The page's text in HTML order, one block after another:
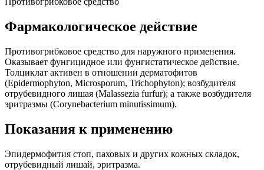
Фармакологическое действие
Противогрибковое средство для наружного применения.
Оказывает фунгицидное или фунгистатическое действие.
Толциклат активен в отношении дерматофитов
(Epidermophyton, Microsporum, Trichophyton); возбудителя
отрубевидного лишая (Malassezia furfur); а также возбудителя
эритразмы (Corynebacterium minutissimum).
Показания к применению
Эпидермофития стоп, паховых и других кожных складок,
отрубевидный лишай, эритразма.